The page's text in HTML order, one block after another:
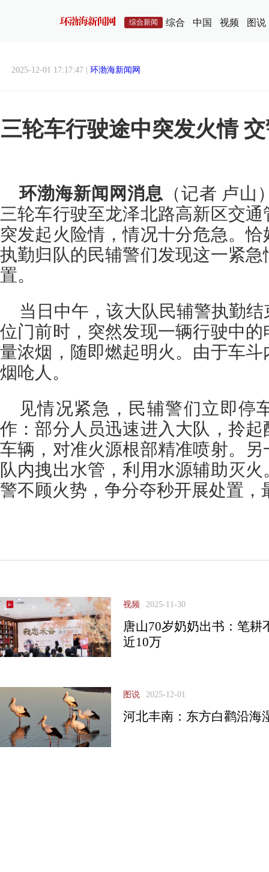
综合新闻 综合 中国 视频 图说
2025-12-01 17:17:47 | 环渤海新闻网
三轮车行驶途中突发火情
环渤海新闻网消息 （记者 卢山
三轮车行驶至龙泽北路高新区交
突发起火险情，情况十分危急。
执勤归队的民辅警们发现这一紧
置。
当日中午，该大队民辅警执勤
位门前时，突然发现一辆行驶中
量浓烟，随即燃起明火。由于车
烟呛人。
见情况紧急，民辅警们立即停
作：部分人员迅速进入大队，拎
车辆，对准火源根部精准喷射。
队内拽出水管，利用水源辅助灭
警不顾火势，争分夺秒开展处置，
视频 2025-11-30
唐山70岁奶奶出书：笔
近10万
图说 2025-12-01
河北丰南：东方白鹳沿海